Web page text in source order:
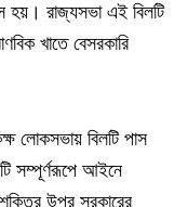
হয়। রাজ্যসভা এই বিলটি
খাতে বেসরকারি
লোকসভায় বিলটি পাস
সম্পূর্ণরূপে আইনে
শক্তির উপর সরকারের